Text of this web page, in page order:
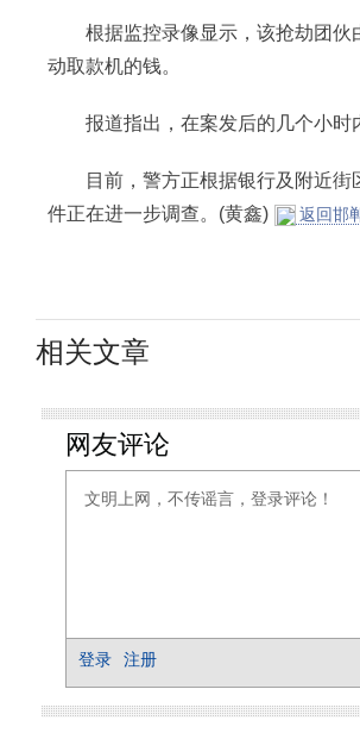
根据监控录像显示，该抢劫团伙
动取款机的钱。
报道指出，在案发后的几个小时
目前，警方正根据银行及附近街
件正在进一步调查。(黄鑫)
返回邯
相关文章